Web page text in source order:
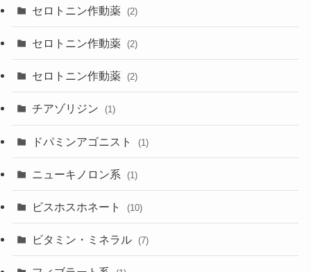
セロトニン作動薬 (2)
セロトニン作動薬 (2)
セロトニン作動薬 (2)
チアゾリジン (1)
ドパミンアゴニスト (1)
ニューキノロン系 (1)
ビスホスホネート (10)
ビタミン・ミネラル (7)